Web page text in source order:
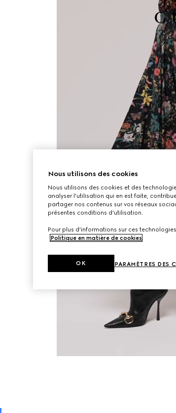
Nous utilisons des cookies
Nous utilisons des cookies et des
analyser l'utilisation qui en est faite,
partager nos contenus sur vos réseaux
présentes conditions d'utilisation.
Pour plus d'informations sur ces
Politique en matière de cookies.
PARAMÈTRES DES
OK